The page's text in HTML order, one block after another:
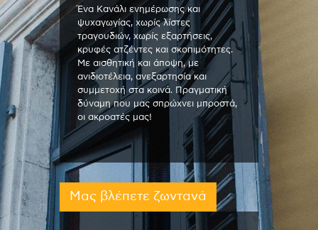
Ένα Κανάλι ενημέρωσης και
ψυχαγωγίας, χωρίς λίστες
τραγουδιών, χωρίς εξαρτήσεις,
κρυφές ατζέντες και σκοπιμότητες.
Με αισθητική και άποψη, με
ανιδιοτέλεια, ανεξαρτησία και
συμμετοχή στα κοινά. Πραγματική
δύναμη που μας σπρώχνει μπροστά,
οι ακροατές μας!
Μας βλέπετε ζωντανά